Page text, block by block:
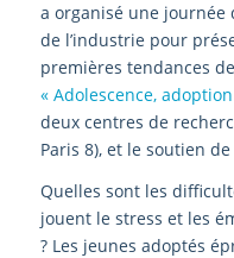
a organisé une journée
de l’industrie pour
premières tendances de
« Adolescence,
deux centres de
Paris 8), et le soutien
Quelles sont les
jouent le stress et les
? Les jeunes adoptés